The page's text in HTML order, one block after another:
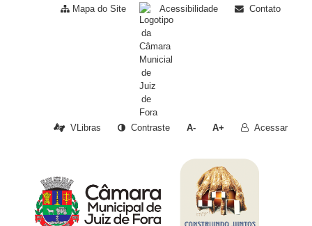
Mapa do Site Acessibilidade Contato
VLibras Contraste A- A+ Acessar